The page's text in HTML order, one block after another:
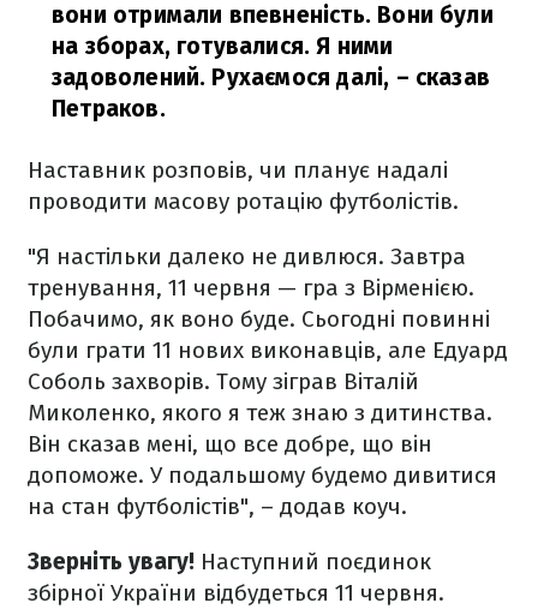
вони отримали впевненість. Вони були
на зборах, готувалися. Я ними
задоволений. Рухаємося далі, – сказав
Петраков.
Наставник розповів, чи планує надалі
проводити масову ротацію футболістів.
"Я настільки далеко не дивлюся. Завтра
тренування, 11 червня — гра з Вірменією.
Побачимо, як воно буде. Сьогодні повинні
були грати 11 нових виконавців, але Едуард
Соболь захворів. Тому зіграв Віталій
Миколенко, якого я теж знаю з дитинства.
Він сказав мені, що все добре, що він
допоможе. У подальшому будемо дивитися
на стан футболістів", – додав коуч.
Зверніть увагу! Наступний поєдинок
збірної України відбудеться 11 червня.